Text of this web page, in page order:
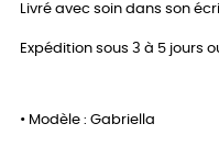
Livré avec soin dans son
Expédition sous 3 à 5 jours
• Modèle : Gabriella